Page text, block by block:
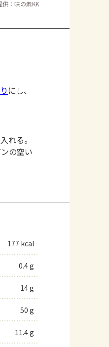
供：味の素KK
にし、
れる。
の空い
177 kcal
0.4 g
14 g
50 g
11.4 g